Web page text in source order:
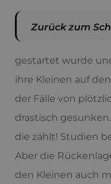
Zurück zum
gestartet wurde
ihre Kleinen auf
der Fälle von
drastisch
die zählt! Studien
Aber die
den Kleinen auch